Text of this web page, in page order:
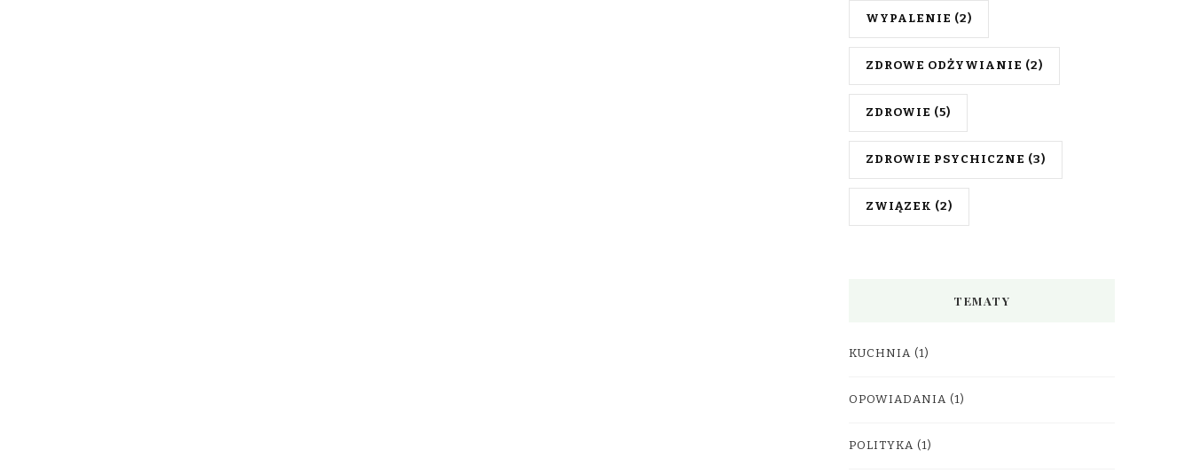
WYPALENIE (2)
ZDROWE ODŻYWIANIE (2)
ZDROWIE (5)
ZDROWIE PSYCHICZNE (3)
ZWIĄZEK (2)
TEMATY
KUCHNIA (1)
OPOWIADANIA (1)
POLITYKA (1)